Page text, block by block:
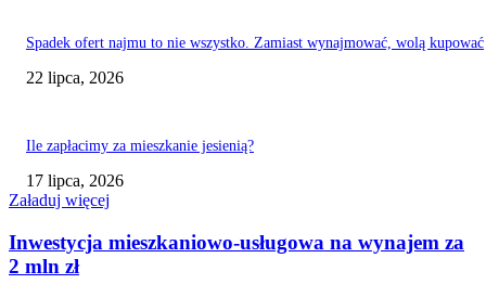
Spadek ofert najmu to nie wszystko. Zamiast wynajmować, wolą kupować
22 lipca, 2026
Ile zapłacimy za mieszkanie jesienią?
17 lipca, 2026
Załaduj więcej
Inwestycja mieszkaniowo-usługowa na wynajem za
2 mln zł